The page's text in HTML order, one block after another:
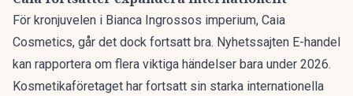
För kronjuvelen i Bianca Ingrossos imperium, Caia
Cosmetics, går det dock fortsatt bra. Nyhetssajten E-handel
kan rapportera om flera viktiga händelser bara under 2026.
Kosmetikaföretaget har fortsatt sin starka internationella